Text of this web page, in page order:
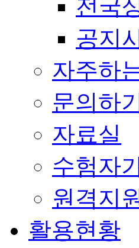
전국
공지
자주하
문의하
자료실
수험자
원격지
활용현황